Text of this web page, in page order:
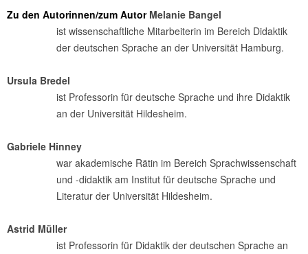
Zu den Autorinnen/zum Autor Melanie Bangel
ist wissenschaftliche Mitarbeiterin im Bereich Didaktik
der deutschen Sprache an der Universität Hamburg.
Ursula Bredel
ist Professorin für deutsche Sprache und ihre Didaktik
an der Universität Hildesheim.
Gabriele Hinney
war akademische Rätin im Bereich Sprachwissenschaft
und -didaktik am Institut für deutsche Sprache und
Literatur der Universität Hildesheim.
Astrid Müller
ist Professorin für Didaktik der deutschen Sprache an